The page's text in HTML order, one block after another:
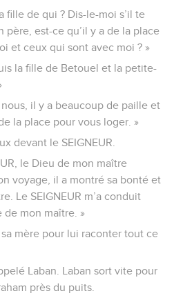
fille de qui ? Dis-le-moi s’il te
père, est-ce qu’il y a de la place
et ceux qui sont avec moi ? »
la fille de Betouel et la petite-
il y a beaucoup de paille et
la place pour vous loger. »
devant le SEIGNEUR.
le Dieu de mon maître
voyage, il a montré sa bonté et
Le SEIGNEUR m’a conduit
de mon maître. »
mère pour lui raconter tout ce
Laban. Laban sort vite pour
près du puits.